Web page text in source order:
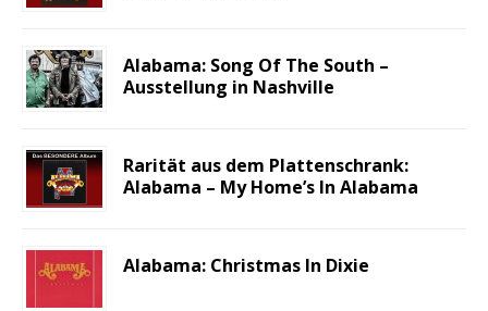
Alabama: Song Of The South –
Ausstellung in Nashville
Rarität aus dem Plattenschrank:
Alabama – My Home’s In Alabama
Alabama: Christmas In Dixie